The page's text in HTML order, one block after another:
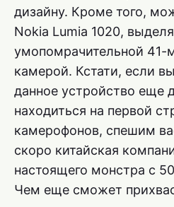
дизайну. Кроме того,
Nokia Lumia 1020,
умопомрачительной 41-
камерой. Кстати, если
данное устройство еще
находиться на первой
камерофонов, спешим
скоро китайская
настоящего монстра с
Чем еще сможет